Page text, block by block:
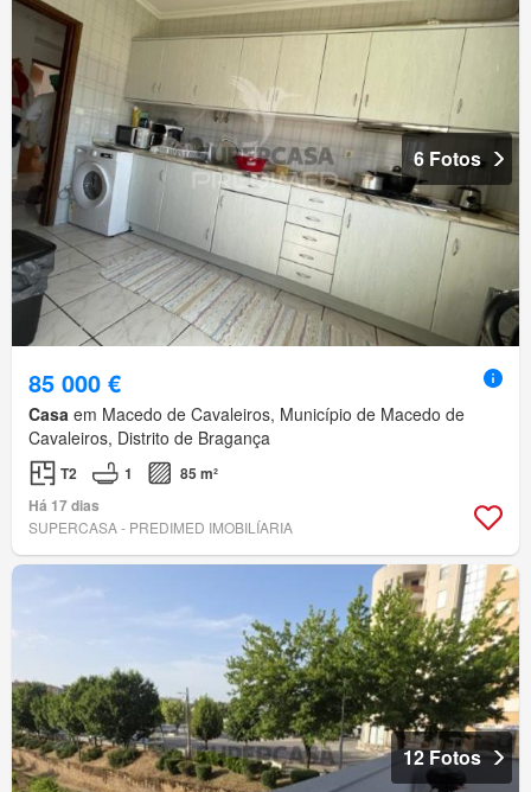
6 Fotos
85 000 €
Casa em Macedo de Cavaleiros, Município de Macedo de
Cavaleiros, Distrito de Bragança
T2 1
85 m²
Há 17 dias
SUPERCASA - PREDIMED IMOBILÍARIA
12 Fotos